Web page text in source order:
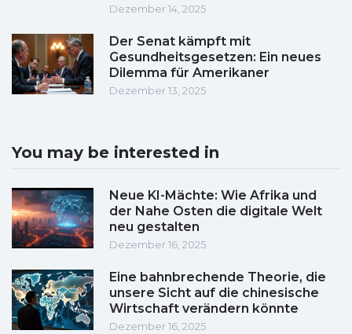
Dezember 14, 2025
Der Senat kämpft mit
Gesundheitsgesetzen: Ein neues
Dilemma für Amerikaner
Dezember 13, 2025
You may be interested in
Neue KI-Mächte: Wie Afrika und
der Nahe Osten die digitale Welt
neu gestalten
Dezember 16, 2025
Eine bahnbrechende Theorie, die
unsere Sicht auf die chinesische
Wirtschaft verändern könnte
Dezember 16, 2025